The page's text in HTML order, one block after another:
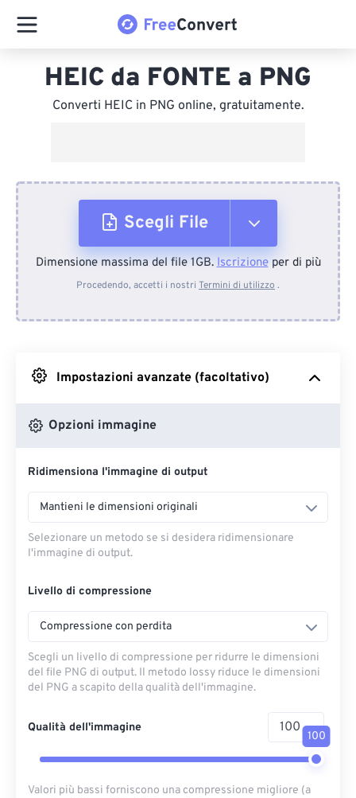
HEIC da FONTE a PNG
Converti HEIC in PNG online, gratuitamente.
Scegli File
Dal dispositivo
Da Google Drive
Dimensione massima del file 1GB.Iscrizioneper di più
Procedendo, accetti i nostri Termini di utilizzo .
Impostazioni avanzate (facoltativo)
Opzioni immagine
Ridimensiona l'immagine di output
Mantieni le dimensioni originali
Selezionare un metodo se si desidera ridimensionare
l'immagine di output.
Livello di compressione
Compressione con perdita
Scegli un livello di compressione per ridurre le dimensioni
del file PNG di output. Il metodo lossy riduce le dimensioni
del PNG a scapito della qualità dell'immagine.
Qualità dell'immagine
100
Valori più bassi forniscono una compressione migliore (a